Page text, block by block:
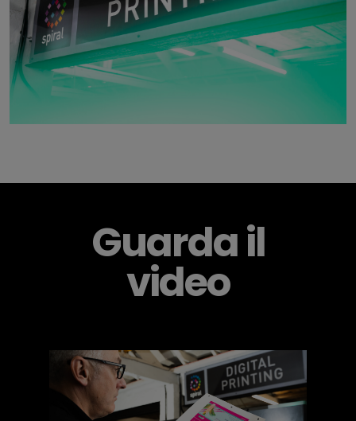
Guarda il
video